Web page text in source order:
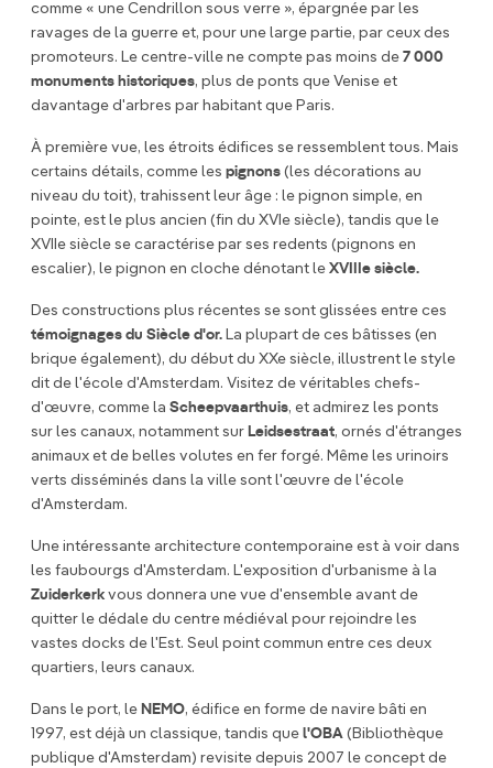
comme « une Cendrillon sous verre », épargnée par les
ravages de la guerre et, pour une large partie, par ceux des
promoteurs. Le centre-ville ne compte pas moins de 7 000
monuments historiques, plus de ponts que Venise et
davantage d'arbres par habitant que Paris.
À première vue, les étroits édifices se ressemblent tous. Mais
certains détails, comme les pignons (les décorations au
niveau du toit), trahissent leur âge : le pignon simple, en
pointe, est le plus ancien (fin du XVIe siècle), tandis que le
XVIIe siècle se caractérise par ses redents (pignons en
escalier), le pignon en cloche dénotant le XVIIIe siècle.
Des constructions plus récentes se sont glissées entre ces
témoignages du Siècle d'or. La plupart de ces bâtisses (en
brique également), du début du XXe siècle, illustrent le style
dit de l'école d'Amsterdam. Visitez de véritables chefs-
d'œuvre, comme la Scheepvaarthuis, et admirez les ponts
sur les canaux, notamment sur Leidsestraat, ornés d'étranges
animaux et de belles volutes en fer forgé. Même les urinoirs
verts disséminés dans la ville sont l'œuvre de l'école
d'Amsterdam.
Une intéressante architecture contemporaine est à voir dans
les faubourgs d'Amsterdam. L'exposition d'urbanisme à la
Zuiderkerk vous donnera une vue d'ensemble avant de
quitter le dédale du centre médiéval pour rejoindre les
vastes docks de l'Est. Seul point commun entre ces deux
quartiers, leurs canaux.
Dans le port, le NEMO, édifice en forme de navire bâti en
1997, est déjà un classique, tandis que l'OBA (Bibliothèque
publique d'Amsterdam) revisite depuis 2007 le concept de